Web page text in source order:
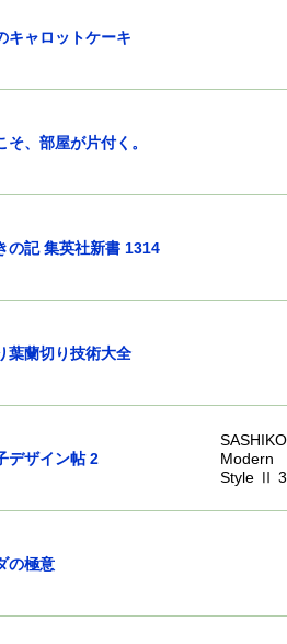
キャロットケーキ
そ、部屋が片付く。
の記 集英社新書 1314
葉蘭切り技術大全
デザイン帖 2
SASHIKO
Modern
Style Ⅱ
の極意